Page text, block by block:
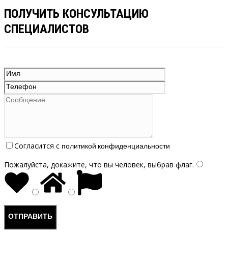
ПОЛУЧИТЬ КОНСУЛЬТАЦИЮ
СПЕЦИАЛИСТОВ
Согласится с политикой конфиденциальности
Пожалуйста, докажите, что вы человек, выбрав флаг.